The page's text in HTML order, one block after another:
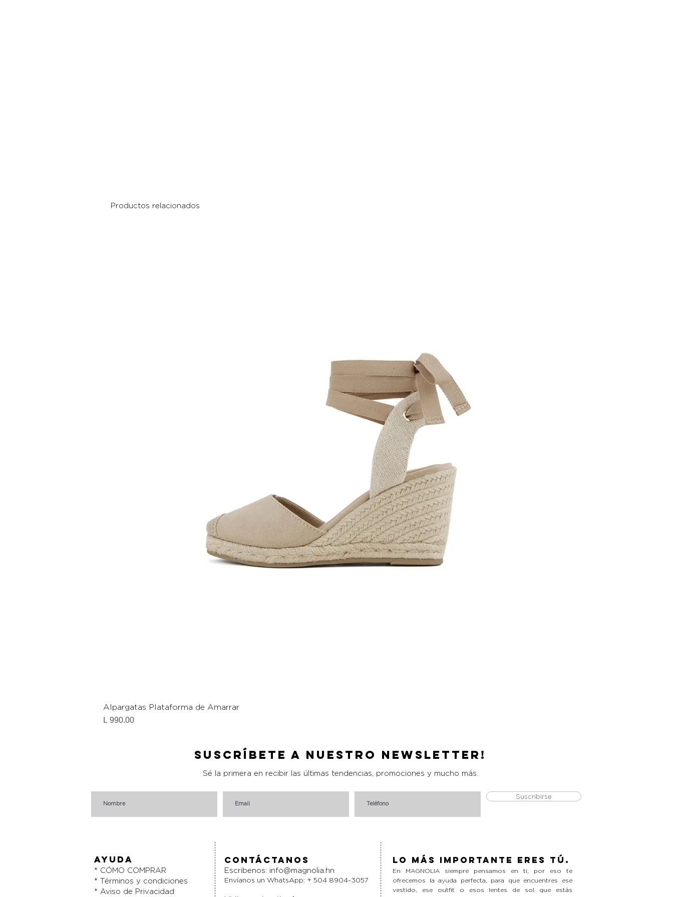
Productos relacionados
Alpargatas Plataforma de Amarrar
Precio
L 990.00
Suscríbete a nuestro Newsletter!
Sé la primera en recibir las últimas tendencias, promociones y mucho más.
Suscribirse
AYUDA
* CÓMO COMPRAR
* Términos y condiciones
* Aviso de Privacidad
Contáctanos
Escribenos: info@magnolia.hn
Envíanos un WhatsApp: + 504 8904-3057
Lo más importante eres tú.
En MAGNOLIA siempre pensamos en ti, por eso te
ofrecemos la ayuda perfecta, para que encuentres ese
vestido, ese outfit o esos lentes de sol que estás